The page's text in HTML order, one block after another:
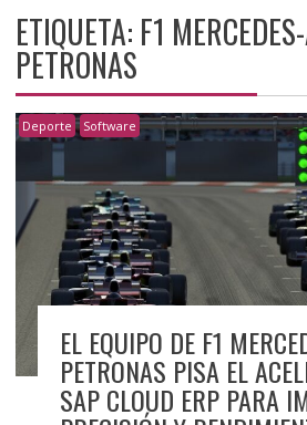
ETIQUETA: F1
PETRONAS
Deporte Software
EL EQUIPO DE F1
PETRONAS PISA EL
SAP CLOUD ERP PARA